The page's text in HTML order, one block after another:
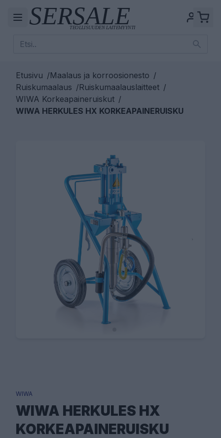
Etusivu /Maalaus ja korroosionesto /
Ruiskumaalaus /Ruiskumaalauslaitteet /
WIWA Korkeapaineruiskut /
WIWA HERKULES HX KORKEAPAINERUISKU
WIWA
WIWA HERKULES HX
KORKEAPAINERUISKU